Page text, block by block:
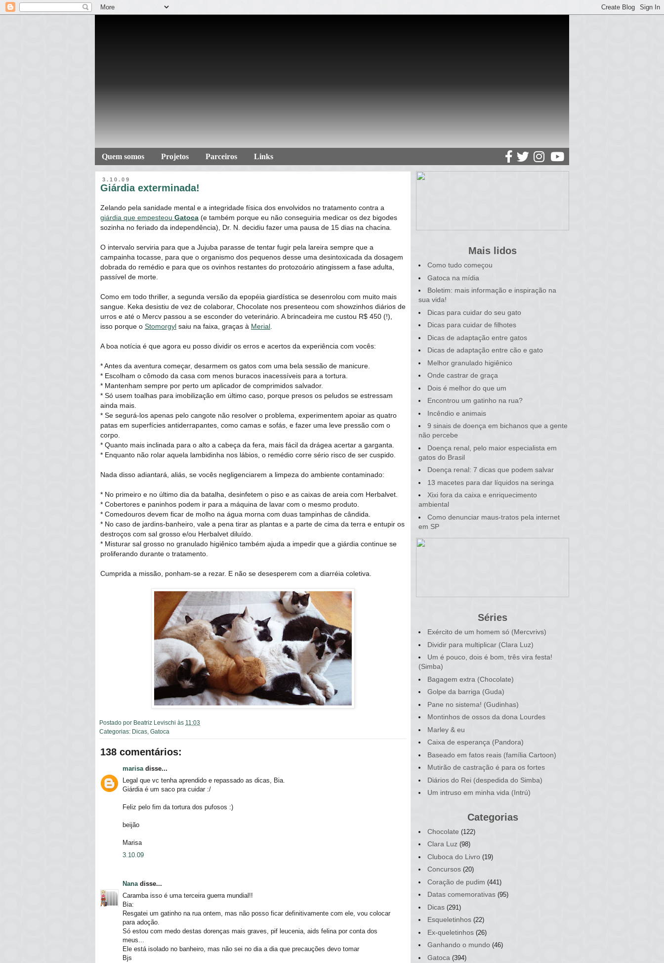
Quem somos Projetos Parceiros Links
3.10.09
Giárdia exterminada!
Zelando pela sanidade mental e a integridade física dos envolvidos no tratamento contra a
giárdia que empesteou Gatoca (e também porque eu não conseguiria medicar os dez bigodes
sozinha no feriado da independência), Dr. N. decidiu fazer uma pausa de 15 dias na chacina.
O intervalo serviria para que a Jujuba parasse de tentar fugir pela lareira sempre que a
campainha tocasse, para que o organismo dos pequenos desse uma desintoxicada da dosagem
dobrada do remédio e para que os ovinhos restantes do protozoário atingissem a fase adulta,
passível de morte.
Como em todo thriller, a segunda versão da epopéia giardística se desenrolou com muito mais
sangue. Keka desistiu de vez de colaborar, Chocolate nos presenteou com showzinhos diários de
urros e até o Mercv passou a se esconder do veterinário. A brincadeira me custou R$ 450 (!),
isso porque o Stomorgyl saiu na faixa, graças à Merial
A boa notícia é que agora eu posso dividir os erros e acertos da experiência com vocês:
* Antes da aventura começar, desarmem os gatos com uma bela sessão de manicure.
* Escolham o cômodo da casa com menos buracos inacessíveis para a tortura.
* Mantenham sempre por perto um aplicador de comprimidos salvador.
* Só usem toalhas para imobilização em último caso, porque presos os peludos se estressam
ainda mais.
* Se segurá-los apenas pelo cangote não resolver o problema, experimentem apoiar as quatro
patas em superfícies antiderrapantes, como camas e sofás, e fazer uma leve pressão com o
corpo.
* Quanto mais inclinada para o alto a cabeça da fera, mais fácil da drágea acertar a garganta.
* Enquanto não rolar aquela lambidinha nos lábios, o remédio corre sério risco de ser cuspido.
Nada disso adiantará, aliás, se vocês negligenciarem a limpeza do ambiente contaminado:
* No primeiro e no último dia da batalha, desinfetem o piso e as caixas de areia com Herbalvet.
* Cobertores e paninhos podem ir para a máquina de lavar com o mesmo produto.
* Comedouros devem ficar de molho na água morna com duas tampinhas de cândida.
* No caso de jardins-banheiro, vale a pena tirar as plantas e a parte de cima da terra e entupir os
destroços com sal grosso e/ou Herbalvet diluído.
* Misturar sal grosso no granulado higiênico também ajuda a impedir que a giárdia continue se
proliferando durante o tratamento.
Cumprida a missão, ponham-se a rezar. E não se desesperem com a diarréia coletiva.
Postado por Beatriz Levischi às 11:03
Categorias: Dicas Gatoca
138 comentários:
marisa disse...
Legal que vc tenha aprendido e repassado as dicas, Bia.
Giárdia é um saco pra cuidar :/
Feliz pelo fim da tortura dos pufosos :)
beijão
Marisa
3.10.09
Nana disse...
Caramba isso é uma terceira guerra mundial!!
Bia:
Resgatei um gatinho na rua ontem, mas não posso ficar definitivamente com ele, vou colocar
para adoção.
Só estou com medo destas dorenças mais graves, pif leucenia, aids felina por conta dos
meus...
Ele está isolado no banheiro, mas não sei no dia a dia que precauções devo tomar
Bjs
Mais lidos
Como tudo começou
Gatoca na mídia
Boletim: mais informação e inspiração na
sua vida!
Dicas para cuidar do seu gato
Dicas para cuidar de filhotes
Dicas de adaptação entre gatos
Dicas de adaptação entre cão e gato
Melhor granulado higiênico
Onde castrar de graça
Dois é melhor do que um
Encontrou um gatinho na rua?
Incêndio e animais
9 sinais de doença em bichanos que a gente
não percebe
Doença renal, pelo maior especialista em
gatos do Brasil
Doença renal: 7 dicas que podem salvar
13 macetes para dar líquidos na seringa
Xixi fora da caixa e enriquecimento
ambiental
Como denunciar maus-tratos pela internet
em SP
Séries
Exército de um homem só (Mercvrivs)
Dividir para multiplicar (Clara Luz)
Um é pouco, dois é bom, três vira festa!
(Simba)
Bagagem extra (Chocolate)
Golpe da barriga (Guda)
Pane no sistema! (Gudinhas)
Montinhos de ossos da dona Lourdes
Marley & eu
Caixa de esperança (Pandora)
Baseado em fatos reais (família Cartoon)
Mutirão de castração é para os fortes
Diários do Rei (despedida do Simba)
Um intruso em minha vida (Intrú)
Categorias
Chocolate (122)
Clara Luz (98)
Cluboca do Livro (19)
Concursos (20)
Coração de pudim (441)
Datas comemorativas (95)
Dicas (291)
Esqueletinhos (22)
Ex-queletinhos (26)
Ganhando o mundo (46)
Gatoca (394)